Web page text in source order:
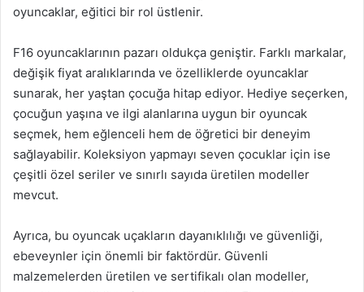
oyuncaklar, eğitici bir rol üstlenir.
F16 oyuncaklarının pazarı oldukça geniştir. Farklı markalar,
değişik fiyat aralıklarında ve özelliklerde oyuncaklar
sunarak, her yaştan çocuğa hitap ediyor. Hediye seçerken,
çocuğun yaşına ve ilgi alanlarına uygun bir oyuncak
seçmek, hem eğlenceli hem de öğretici bir deneyim
sağlayabilir. Koleksiyon yapmayı seven çocuklar için ise
çeşitli özel seriler ve sınırlı sayıda üretilen modeller
mevcut.
Ayrıca, bu oyuncak uçakların dayanıklılığı ve güvenliği,
ebeveynler için önemli bir faktördür. Güvenli
malzemelerden üretilen ve sertifikalı olan modeller,